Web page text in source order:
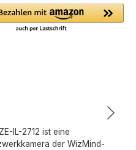
IL-2712 ist eine
der WizMind-